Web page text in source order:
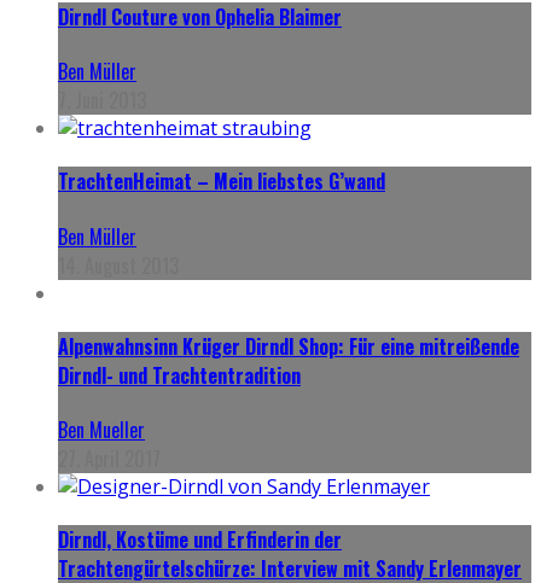
Dirndl Couture von Ophelia Blaimer
Ben Müller
TrachtenHeimat – Mein liebstes G’wand
Ben Müller
Alpenwahnsinn Krüger Dirndl Shop: Für eine mitreißende
Dirndl- und Trachtentradition
Ben Mueller
Dirndl, Kostüme und Erfinderin der
Trachtengürtelschürze: Interview mit Sandy Erlenmayer